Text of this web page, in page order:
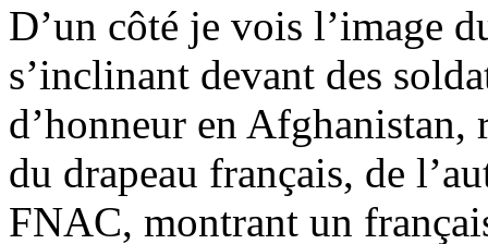
D’un côté je vois l’image
s’inclinant devant des
d’honneur en Afghanistan,
du drapeau français, de
FNAC, montrant un